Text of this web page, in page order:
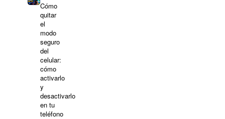
Cómo
quitar
el
modo
seguro
del
celular:
cómo
activarlo
y
desactivarlo
en tu
teléfono